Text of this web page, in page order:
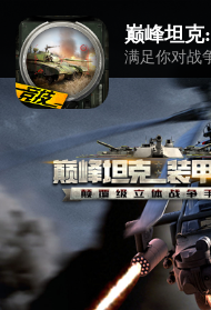
巅峰坦克
满足你对战